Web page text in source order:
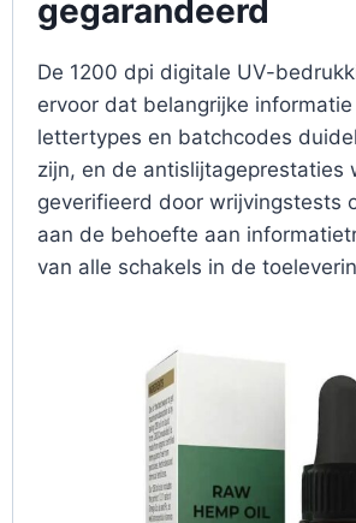
gegarandeerd
De 1200 dpi digitale UV-
ervoor dat belangrijke
lettertypes en batchcodes
zijn, en de antislijtageprestaties
geverifieerd door wrijvingstests
aan de behoefte aan
van alle schakels in de